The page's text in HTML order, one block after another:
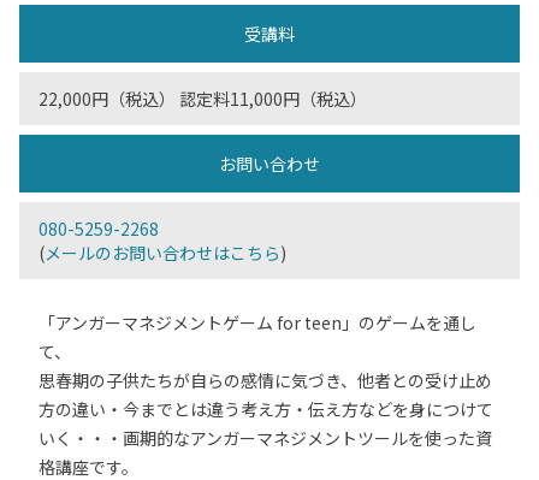
受講料
22,000円（税込） 認定料11,000円（税込）
お問い合わせ
080-5259-2268
(メールのお問い合わせはこちら)
「アンガーマネジメントゲーム for teen」のゲームを通し
て、
思春期の子供たちが自らの感情に気づき、他者との受け止め
方の違い・今までとは違う考え方・伝え方などを身につけて
いく・・・画期的なアンガーマネジメントツールを使った資
格講座です。